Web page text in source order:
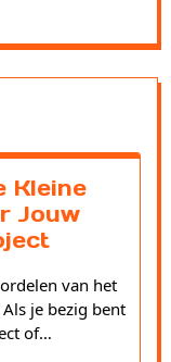
Kleine
Jouw
van het
je bezig bent
of…